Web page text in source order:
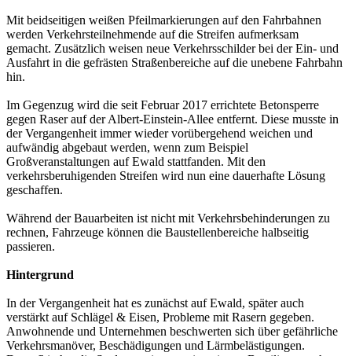
Mit beidseitigen weißen Pfeilmarkierungen auf den Fahrbahnen
werden Verkehrsteilnehmende auf die Streifen aufmerksam
gemacht. Zusätzlich weisen neue Verkehrsschilder bei der Ein- und
Ausfahrt in die gefrästen Straßenbereiche auf die unebene Fahrbahn
hin.
Im Gegenzug wird die seit Februar 2017 errichtete Betonsperre
gegen Raser auf der Albert-Einstein-Allee entfernt. Diese musste in
der Vergangenheit immer wieder vorübergehend weichen und
aufwändig abgebaut werden, wenn zum Beispiel
Großveranstaltungen auf Ewald stattfanden. Mit den
verkehrsberuhigenden Streifen wird nun eine dauerhafte Lösung
geschaffen.
Während der Bauarbeiten ist nicht mit Verkehrsbehinderungen zu
rechnen, Fahrzeuge können die Baustellenbereiche halbseitig
passieren.
Hintergrund
In der Vergangenheit hat es zunächst auf Ewald, später auch
verstärkt auf Schlägel & Eisen, Probleme mit Rasern gegeben.
Anwohnende und Unternehmen beschwerten sich über gefährliche
Verkehrsmanöver, Beschädigungen und Lärmbelästigungen.